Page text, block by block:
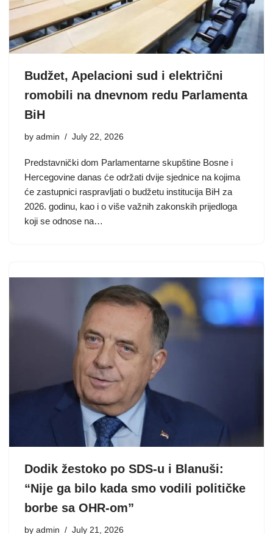
Budžet, Apelacioni sud i električni
romobili na dnevnom redu Parlamenta
BiH
by admin July 22, 2026
Predstavnički dom Parlamentarne skupštine Bosne i
Hercegovine danas će održati dvije sjednice na kojima
će zastupnici raspravljati o budžetu institucija BiH za
2026. godinu, kao i o više važnih zakonskih prijedloga
koji se odnose na…
Dodik žestoko po SDS-u i Blanuši:
“Nije ga bilo kada smo vodili političke
borbe sa OHR-om”
by admin July 21, 2026